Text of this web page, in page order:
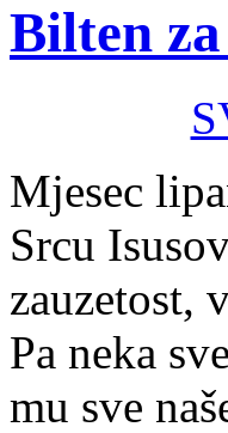
Bilten
Mjesec
Srcu
zauzetost,
Pa neka
mu sve